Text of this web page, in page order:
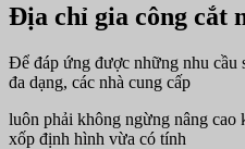
Địa chỉ gia công cắt
Để đáp ứng được những nhu cầu
đa dạng, các nhà cung cấp
luôn phải không ngừng nâng cao
xốp định hình vừa có tính